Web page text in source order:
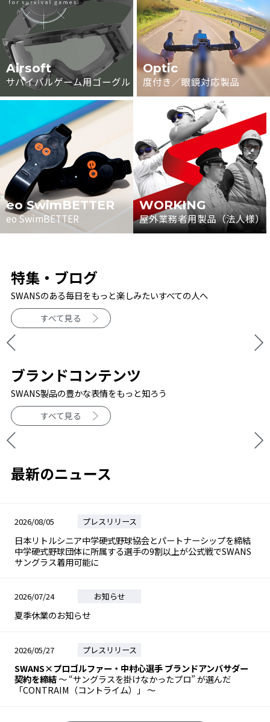
Airsoft
サバイバルゲーム用ゴーグル
Optic
度付き／眼鏡対応製品
eo SwimBETTER
eo SwimBETTER
WORKING
屋外業務者用製品（法人様）
特集・ブログ
SWANSのある毎日をもっと楽しみたいすべての人へ
すべて見る
ブランドコンテンツ
SWANS製品の豊かな表情をもっと知ろう
すべて見る
最新のニュース
2026/08/05 プレスリリース
日本リトルシニア中学硬式野球協会とパートナーシップを締結
中学硬式野球団体に所属する選手の9割以上が公式戦でSWANS
サングラス着用可能に
2026/07/24 お知らせ
夏季休業のお知らせ
2026/05/27 プレスリリース
SWANS×プロゴルファー・中村心選手 ブランドアンバサダー
契約を締結～ “サングラスを掛けなかったプロ” が選んだ
「CONTRAIM（コントライム）」 ～